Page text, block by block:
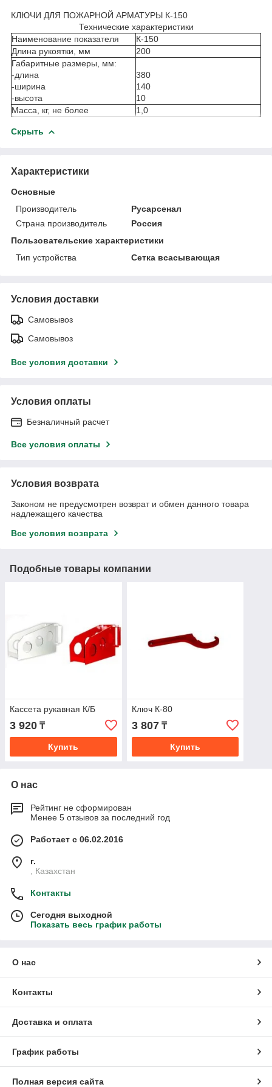
КЛЮЧИ ДЛЯ ПОЖАРНОЙ АРМАТУРЫ К-150
Технические характеристики
Наименование показателя
К-150
Длина рукоятки, мм
200
Габаритные размеры, мм:
-длина
-ширина
-высота
380
140
10
Масса, кг, не более
1,0
Скрыть
Характеристики
Основные
Производитель
Русарсенал
Страна производитель
Россия
Пользовательские характеристики
Тип устройства
Сетка всасывающая
Условия доставки
Самовывоз
Самовывоз
Все условия доставки
Условия оплаты
Безналичный расчет
Все условия оплаты
Условия возврата
Законом не предусмотрен возврат и обмен данного товара
надлежащего качества
Все условия возврата
Подобные товары компании
Кассета рукавная К/Б
3 920 ₸
Купить
Ключ К-80
3 807₸
Купить
О нас
Рейтинг не сформирован
Менее 5 отзывов за последний год
Работает с 06.02.2016
г.
, Казахстан
Контакты
Сегодня выходной
Показать весь график работы
О нас
Контакты
Доставка и оплата
График работы
Полная версия сайта